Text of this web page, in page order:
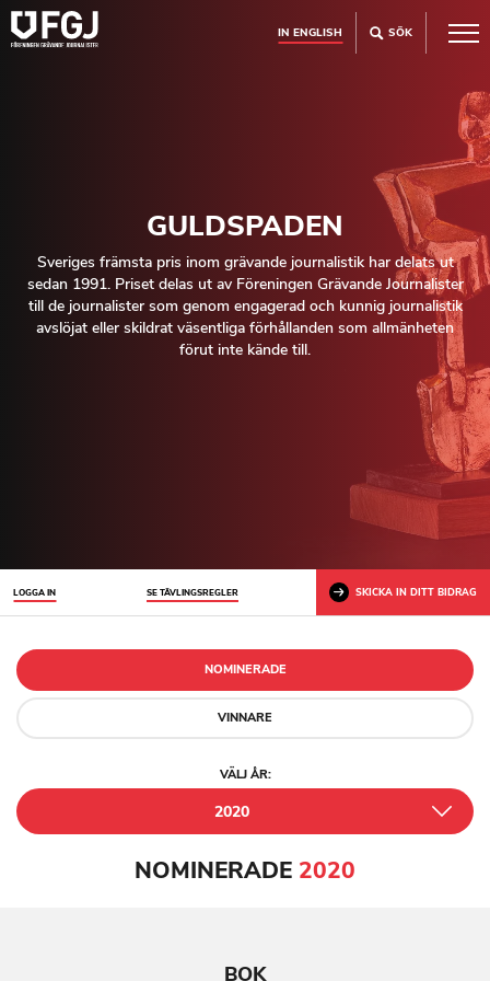
IN ENGLISH SÖK
GULDSPADEN
Sveriges främsta pris inom grävande journalistik har delats ut
sedan 1991. Priset delas ut av Föreningen Grävande Journalister
till de journalister som genom engagerad och kunnig journalistik
avslöjat eller skildrat väsentliga förhållanden som allmänheten
förut inte kände till.
NOMINERADE
VINNARE
VÄLJ ÅR:
2020
LOGGA IN SE TÄVLINGSREGLER SKICKA IN DITT BIDRAG
NOMINERADE 2020
BOK